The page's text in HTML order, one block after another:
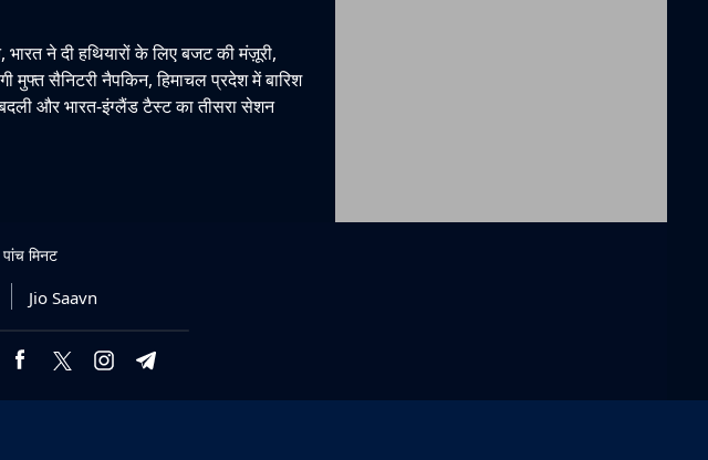
भारत ने दी हथियारों के लिए बजट की मंज़ूरी,
मुफ्त सैनिटरी नैपकिन, हिमाचल प्रदेश में बारिश
और भारत-इंग्लैंड टैस्ट का तीसरा सेशन
पांच मिनट
Jio Saavn